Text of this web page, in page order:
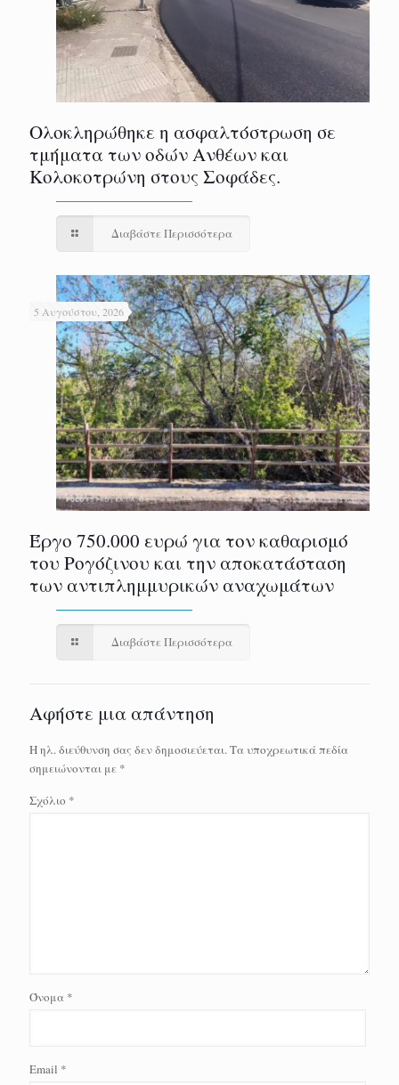
Ολοκληρώθηκε η ασφαλτόστρωση σε
τμήματα των οδών Ανθέων και
Κολοκοτρώνη στους Σοφάδες.
Διαβάστε Περισσότερα
5 Αυγούστου, 2026
Έργο 750.000 ευρώ για τον καθαρισμό
του Ρογόζινου και την αποκατάσταση
των αντιπλημμυρικών αναχωμάτων
Διαβάστε Περισσότερα
Αφήστε μια απάντηση
Η ηλ. διεύθυνση σας δεν δημοσιεύεται.Τα υποχρεωτικά πεδία
σημειώνονται με *
Σχόλιο *
Όνομα *
Email *